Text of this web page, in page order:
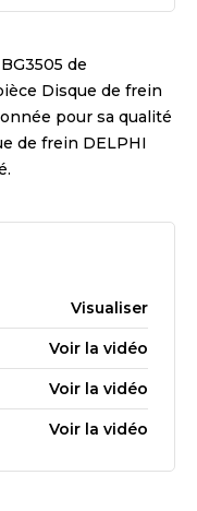
BG3505 de
Disque de frein
pour sa qualité
de frein DELPHI
Visualiser
Voir la vidéo
Voir la vidéo
Voir la vidéo